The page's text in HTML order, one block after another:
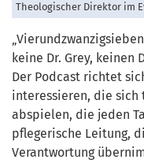
Theologischer Direktor im
keine Dr. Grey, keinen
Der Podcast richtet
interessieren, die sich
abspielen, die jeden
pflegerische Leitung,
Verantwortung